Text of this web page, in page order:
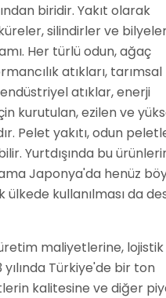
biridir. Yakıt olarak
silindirler ve
Her türlü odun, ağaç
atıkları, tarımsal
atıklar, enerji
kurutulan, ezilen ve
Pelet yakıtı, odun
Yurtdışında bu
Japonya'da henüz
kullanılması da
maliyetlerine, lojistik
Türkiye'de bir ton
kalitesine ve diğer